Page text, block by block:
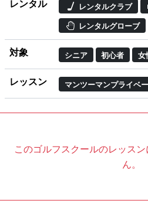
レンタル レンタルクラブ
レンタルグローブ
対象 シニア 初心者 女
レッスン マンツーマンプライベ
このゴルフスクールのレッス
ん。